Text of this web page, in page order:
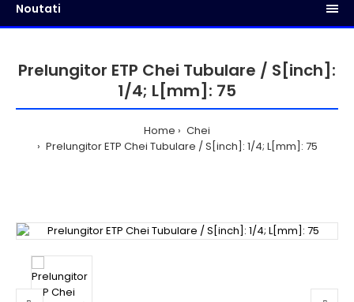
Noutati
Prelungitor ETP Chei Tubulare / S[inch]:
1/4; L[mm]: 75
Home
Chei
Prelungitor ETP Chei Tubulare / S[inch]: 1/4; L[mm]: 75